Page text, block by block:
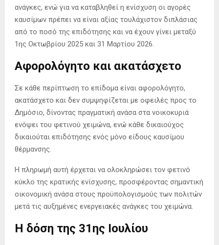
ανάγκες, ενώ για να καταβληθεί η ενίσχυση οι αγορές
καυσίμων πρέπει να είναι αξίας τουλάχιστον διπλάσιας
από το ποσό της επιδότησης και να έχουν γίνει μεταξύ
1ης Οκτωβρίου 2025 και 31 Μαρτίου 2026.
Αφορολόγητο και ακατάσχετο
Σε κάθε περίπτωση το επίδομα είναι αφορολόγητο,
ακατάσχετο και δεν συμψηφίζεται με οφειλές προς το
Δημόσιο, δίνοντας πραγματική ανάσα στα νοικοκυριά
ενόψει του φετινού χειμώνα, ενώ κάθε δικαιούχος
δικαιούται επιδότησης ενός μόνο είδους καυσίμου
θέρμανσης.
Η πληρωμή αυτή έρχεται να ολοκληρώσει τον φετινό
κύκλο της κρατικής ενίσχυσης, προσφέροντας σημαντική
οικονομική ανάσα στους προϋπολογισμούς των πολιτών
μετά τις αυξημένες ενεργειακές ανάγκες του χειμώνα.
Η δόση της 31ης Ιουλίου